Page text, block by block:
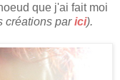
que j'ai fait moi
créations parici).